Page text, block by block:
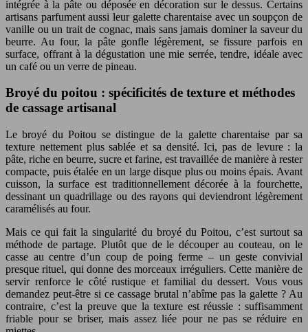
intégrée à la pâte ou déposée en décoration sur le dessus. Certains
artisans parfument aussi leur galette charentaise avec un soupçon de
vanille ou un trait de cognac, mais sans jamais dominer la saveur du
beurre. Au four, la pâte gonfle légèrement, se fissure parfois en
surface, offrant à la dégustation une mie serrée, tendre, idéale avec
un café ou un verre de pineau.
Broyé du poitou : spécificités de texture et méthodes
de cassage artisanal
Le broyé du Poitou se distingue de la galette charentaise par sa
texture nettement plus sablée et sa densité. Ici, pas de levure : la
pâte, riche en beurre, sucre et farine, est travaillée de manière à rester
compacte, puis étalée en un large disque plus ou moins épais. Avant
cuisson, la surface est traditionnellement décorée à la fourchette,
dessinant un quadrillage ou des rayons qui deviendront légèrement
caramélisés au four.
Mais ce qui fait la singularité du broyé du Poitou, c’est surtout sa
méthode de partage. Plutôt que de le découper au couteau, on le
casse au centre d’un coup de poing ferme – un geste convivial
presque rituel, qui donne des morceaux irréguliers. Cette manière de
servir renforce le côté rustique et familial du dessert. Vous vous
demandez peut-être si ce cassage brutal n’abîme pas la galette ? Au
contraire, c’est la preuve que la texture est réussie : suffisamment
friable pour se briser, mais assez liée pour ne pas se réduire en